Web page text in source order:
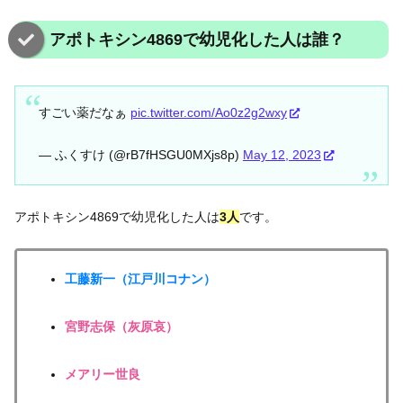
アポトキシン4869で幼児化した人は誰？
すごい薬だなぁ pic.twitter.com/Ao0z2g2wxy
— ふくすけ (@rB7fHSGU0MXjs8p) May 12, 2023
アポトキシン4869で幼児化した人は3人です。
工藤新一（江戸川コナン）
宮野志保（灰原哀）
メアリー世良